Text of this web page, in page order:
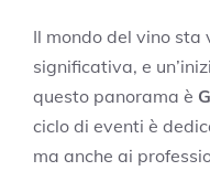
Il mondo del vino
significativa, e
questo panorama è
ciclo di eventi è
ma anche ai